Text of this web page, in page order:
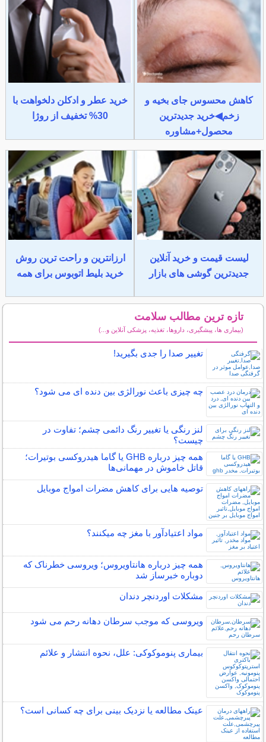
کاهش محسوس جای بخیه و
زخم◀خرید جدیدترین
محصول+مشاوره
خرید عطر و ادکلن دلخواهت با
30% تخفیف از روژا
لیست قیمت و خرید آنلاین
جدیدترین گوشی های بازار
ارزانترین و راحت ترین روش
خرید بلیط اتوبوس برای همه
تازه ترین مطالب سلامت
(بیماری ها، پیشگیری، داروها، تغذیه، پزشکی آنلاین و...)
تغییر صدا را جدی بگیرید!
چه چیزی باعث نورالژی بین دنده ای می شود؟
لنز رنگی یا تغییر رنگ دائمی چشم؛ تفاوت در
چیست؟
همه چیز درباره GHB یا گاما هیدروکسی بوتیرات؛
قاتل خاموش در مهمانی‌ها
توصیه هایی برای کاهش مضرات امواج موبایل
مواد اعتیادآور با مغز چه میکنند؟
همه چیز درباره هانتاویروس؛ ویروسی خطرناک که
دوباره خبرساز شد
مشکلات اوردنچر دندان
ویروسی که موجب سرطان دهانه رحم می شود
بیماری پنوموکوکی: علل، نحوه انتشار و علائم
عینک مطالعه یا نزدیک بینی برای چه کسانی است؟